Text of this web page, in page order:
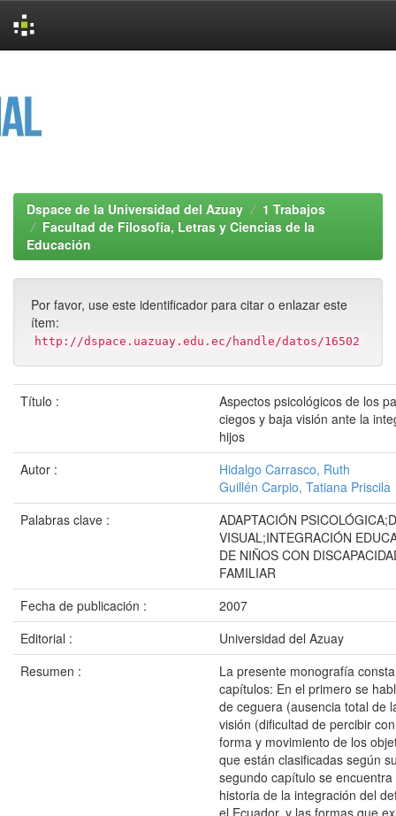
Dspace de la Universidad del Azuay
1 Trabajos
Facultad de Filosofía, Letras y Ciencias de la
Educación
Por favor, use este identificador para citar o enlazar este
ítem:
http://dspace.uazuay.edu.ec/handle/datos/16502
Título :
Aspectos psicológicos de los
ciegos y baja visión ante la
hijos
Autor :
Hidalgo Carrasco, Ruth
Guillén Carpio, Tatiana Priscila
Palabras clave :
ADAPTACIÓN
VISUAL;INTEGRACIÓN
DE NIÑOS CON
FAMILIAR
Fecha de publicación :
2007
Editorial :
Universidad del Azuay
Resumen :
La presente monografía
capítulos: En el primero se
de ceguera (ausencia total de
visión (dificultad de percibir
forma y movimiento de los
que están clasificadas según
segundo capítulo se
historia de la integración del
el Ecuador, y las formas que